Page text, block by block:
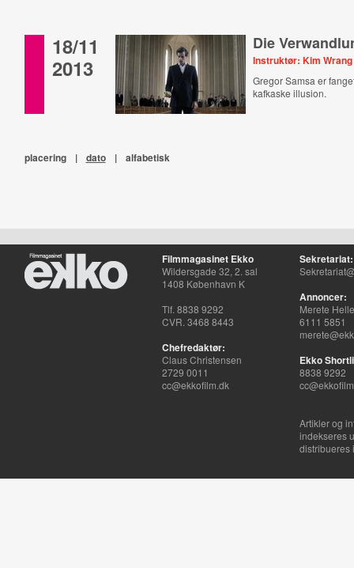
18/11
2013
Die
Instruktør: Kim
Gregor Samsa er
kafkaske illusion.
placering | dato | alfabetisk
Filmmagasinet Ekko
Wildersgade 32, 2. sal
1408 København K
Tlf. 8838 9292
CVR. 3468 8443
Chefredaktør:
Claus Christensen
2729 0011
cc@ekkofilm.dk
Sekretariat:
Annoncer:
Merete
6111 5851
Ekko
8838 9292
Artikler og
indekseres
distribueres